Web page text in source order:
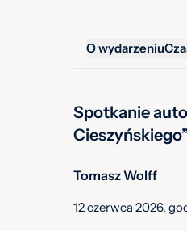
O wydarzeniu
Spotkanie
Tomasz Wolff
12 czerwca 2026,